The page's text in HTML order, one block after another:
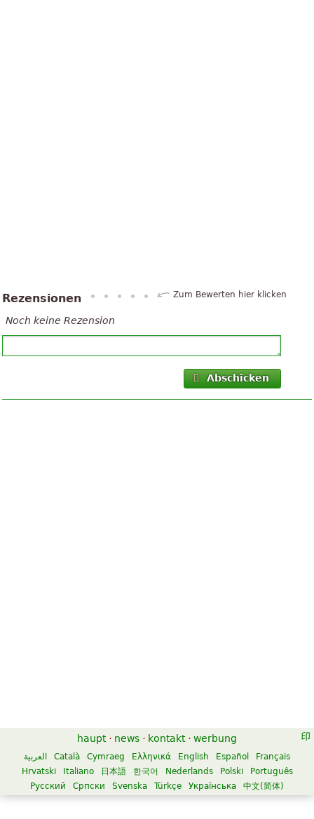
Rezensionen Zum Bewerten hier klicken
Noch keine Rezension
Abschicken
haupt · news · kontakt · werbung
العربية Català Cymraeg Ελληνικά English Español
Français
Hrvatski
Italiano 日本語 한국어 Nederlands Polski
Português
Русский
Српски Svenska Türkçe Українська 中文(简体)